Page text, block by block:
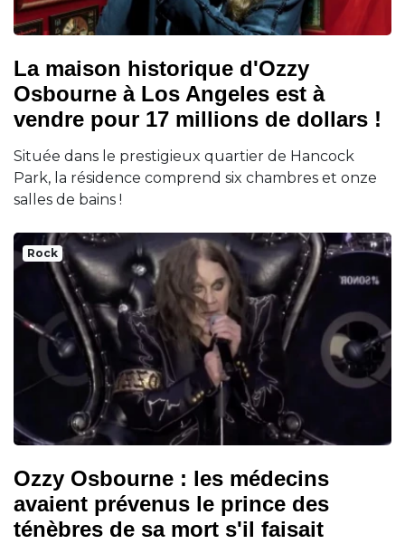
La maison historique d'Ozzy
Osbourne à Los Angeles est à
vendre pour 17 millions de dollars !
Située dans le prestigieux quartier de Hancock
Park, la résidence comprend six chambres et onze
salles de bains !
Rock
Ozzy Osbourne : les médecins
avaient prévenus le prince des
ténèbres de sa mort s'il faisait